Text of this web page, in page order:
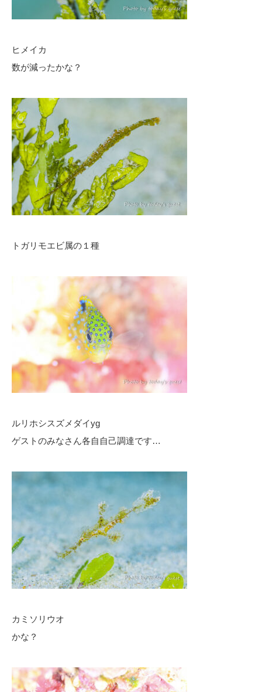
ヒメイカ
数が減ったかな？
トガリモエビ属の１種
ルリホシスズメダイyg
ゲストのみなさん各自自己調達です…
カミソリウオ
かな？